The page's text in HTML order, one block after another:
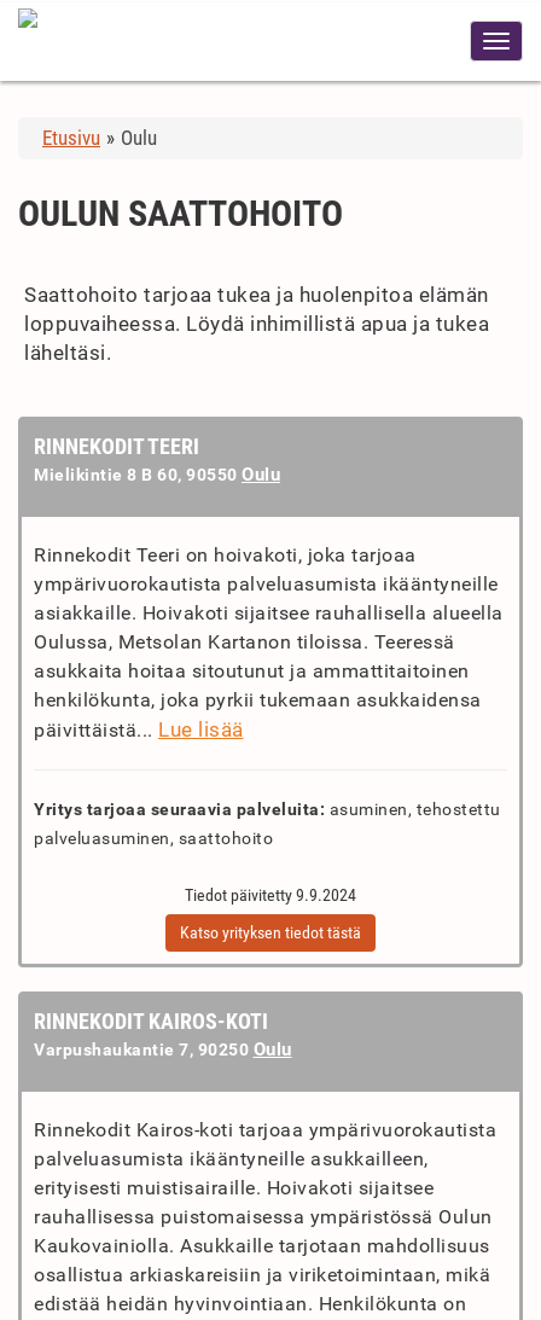
Etusivu » Oulu
OULUN SAATTOHOITO
Saattohoito tarjoaa tukea ja huolenpitoa elämän
loppuvaiheessa. Löydä inhimillistä apua ja tukea
läheltäsi.
RINNEKODIT TEERI
Mielikintie 8 B 60, 90550 Oulu
Rinnekodit Teeri on hoivakoti, joka tarjoaa
ympärivuorokautista palveluasumista ikääntyneille
asiakkaille. Hoivakoti sijaitsee rauhallisella alueella
Oulussa, Metsolan Kartanon tiloissa. Teeressä
asukkaita hoitaa sitoutunut ja ammattitaitoinen
henkilökunta, joka pyrkii tukemaan asukkaidensa
päivittäistä... Lue lisää
Yritys tarjoaa seuraavia palveluita: asuminen, tehostettu
palveluasuminen, saattohoito
Tiedot päivitetty 9.9.2024
Katso yrityksen tiedot tästä
RINNEKODIT KAIROS-KOTI
Varpushaukantie 7, 90250 Oulu
Rinnekodit Kairos-koti tarjoaa ympärivuorokautista
palveluasumista ikääntyneille asukkailleen,
erityisesti muistisairaille. Hoivakoti sijaitsee
rauhallisessa puistomaisessa ympäristössä Oulun
Kaukovainiolla. Asukkaille tarjotaan mahdollisuus
osallistua arkiaskareisiin ja viriketoimintaan, mikä
edistää heidän hyvinvointiaan. Henkilökunta on